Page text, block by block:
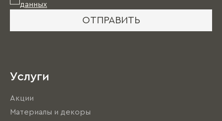
данных
ОТПРАВИТЬ
Услуги
Акции
Материалы и декоры